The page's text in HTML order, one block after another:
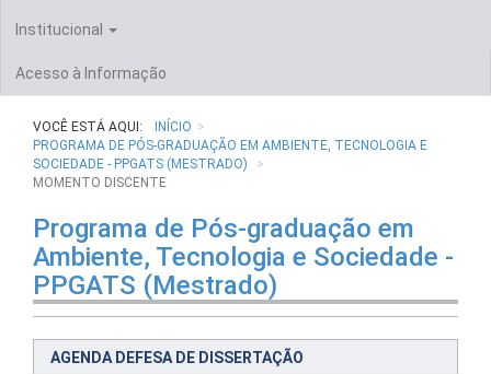
Institucional
Acesso à Informação
VOCÊ ESTÁ AQUI:
INÍCIO
PROGRAMA DE PÓS-GRADUAÇÃO EM AMBIENTE, TECNOLOGIA E
SOCIEDADE - PPGATS (MESTRADO)
MOMENTO DISCENTE
Programa de Pós-graduação em
Ambiente, Tecnologia e Sociedade -
PPGATS (Mestrado)
AGENDA DEFESA DE DISSERTAÇÃO